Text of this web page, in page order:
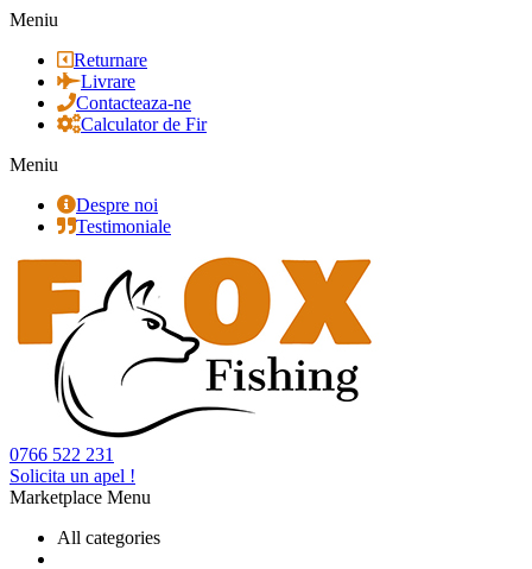
Meniu
Returnare
Livrare
Contacteaza-ne
Calculator de Fir
Meniu
Despre noi
Testimoniale
0766 522 231
Solicita un apel !
Marketplace Menu
All categories